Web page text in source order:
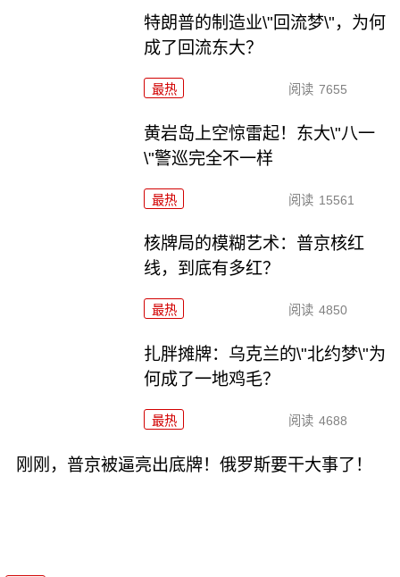
特朗普的制造业\"回流梦\"，为何
成了回流东大？
最热 阅读 7655
黄岩岛上空惊雷起！东大\"八一
\"警巡完全不一样
最热 阅读 15561
核牌局的模糊艺术：普京核红
线，到底有多红？
最热 阅读 4850
扎胖摊牌：乌克兰的\"北约梦\"为
何成了一地鸡毛？
最热 阅读 4688
刚刚，普京被逼亮出底牌！俄罗斯要干大事了！